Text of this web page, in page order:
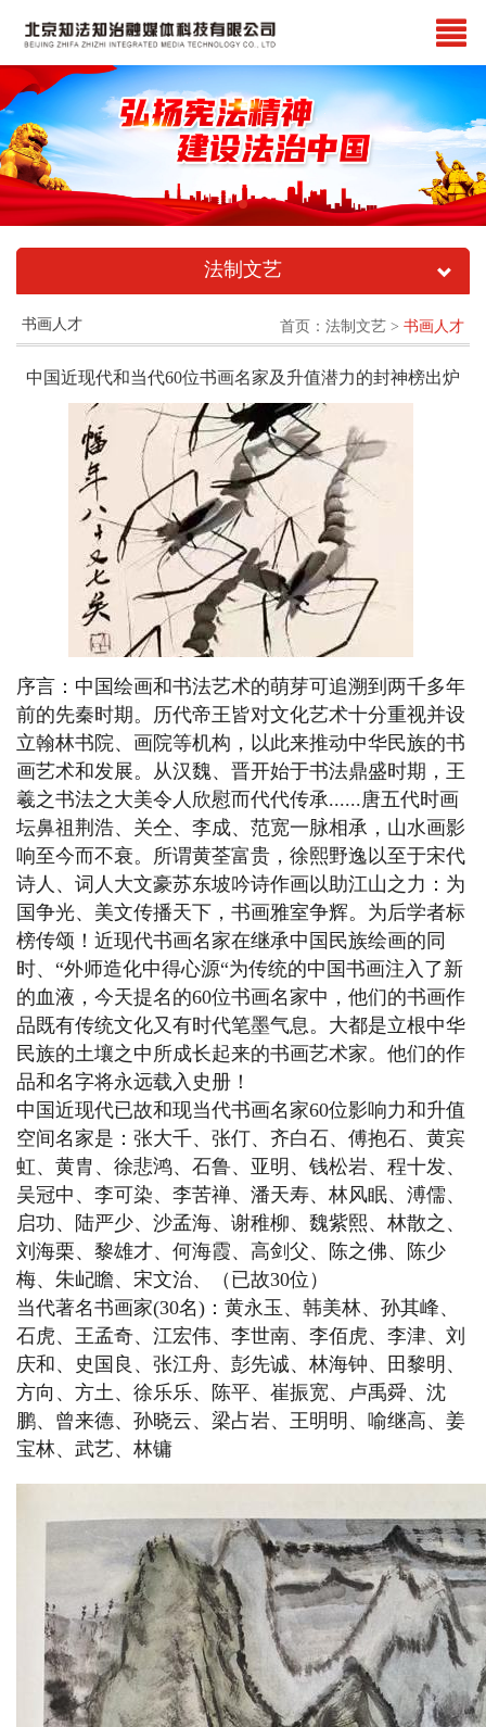
法制文艺
书画人才 首页 ：法制文艺 > 书画人才
中国近现代和当代60位书画名家及升值潜力的封神榜出炉
序言：中国绘画和书法艺术的萌芽可追溯到两千多年
前的先秦时期。历代帝王皆对文化艺术十分重视并设
立翰林书院、画院等机构，以此来推动中华民族的书
画艺术和发展。从汉魏、晋开始于书法鼎盛时期，王
羲之书法之大美令人欣慰而代代传承......唐五代时画
坛鼻祖荆浩、关仝、李成、范宽一脉相承，山水画影
响至今而不衰。所谓黄荃富贵，徐熙野逸以至于宋代
诗人、词人大文豪苏东坡吟诗作画以助江山之力：为
国争光、美文传播天下，书画雅室争辉。为后学者标
榜传颂！近现代书画名家在继承中国民族绘画的同
时、“外师造化中得心源“为传统的中国书画注入了新
的血液，今天提名的60位书画名家中，他们的书画作
品既有传统文化又有时代笔墨气息。大都是立根中华
民族的土壤之中所成长起来的书画艺术家。他们的作
品和名字将永远载入史册！
中国近现代已故和现当代书画名家60位影响力和升值
空间名家是：张大千、张仃、齐白石、傅抱石、黄宾
虹、黄胄、徐悲鸿、石鲁、亚明、钱松岩、程十发、
吴冠中、李可染、李苦禅、潘天寿、林风眠、溥儒、
启功、陆严少、沙孟海、谢稚柳、魏紫熙、林散之、
刘海栗、黎雄才、何海霞、高剑父、陈之佛、陈少
梅、朱屺瞻、宋文治、（已故30位）
当代著名书画家(30名)：黄永玉、韩美林、孙其峰、
石虎、王孟奇、江宏伟、李世南、李佰虎、李津、刘
庆和、史国良、张江舟、彭先诚、林海钟、田黎明、
方向、方土、徐乐乐、陈平、崔振宽、卢禹舜、沈
鹏、曾来德、孙晓云、梁占岩、王明明、喻继高、姜
宝林、武艺、林镛